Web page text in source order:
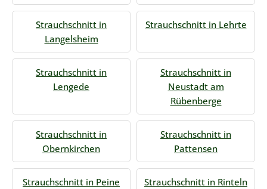
Strauchschnitt in
Langelsheim
Strauchschnitt in Lehrte
Strauchschnitt in
Lengede
Strauchschnitt in
Neustadt am
Rübenberge
Strauchschnitt in
Obernkirchen
Strauchschnitt in
Pattensen
Strauchschnitt in Peine Strauchschnitt in Rinteln